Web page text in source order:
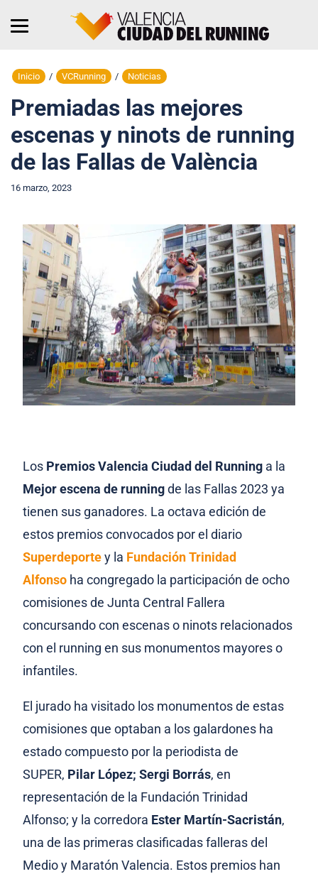
Inicio / VCRunning / Noticias
Premiadas las mejores
escenas y ninots de running
de las Fallas de València
16 marzo, 2023
Los Premios Valencia Ciudad del Running a la
Mejor escena de runningde las Fallas 2023 ya
tienen sus ganadores. La octava edición de
estos premios convocados por el diario
Superdeportey la Fundación Trinidad
Alfonso ha congregado la participación de ocho
comisiones de Junta Central Fallera
concursando con escenas o ninots relacionados
con el running en sus monumentos mayores o
infantiles.
El jurado ha visitado los monumentos de estas
comisiones que optaban a los galardones ha
estado compuesto por la periodista de
SUPER, Pilar López;Sergi Borrás, en
representación de la Fundación Trinidad
Alfonso; y la corredora Ester Martín-Sacristán,
una de las primeras clasificadas falleras del
Medio y Maratón Valencia. Estos premios han